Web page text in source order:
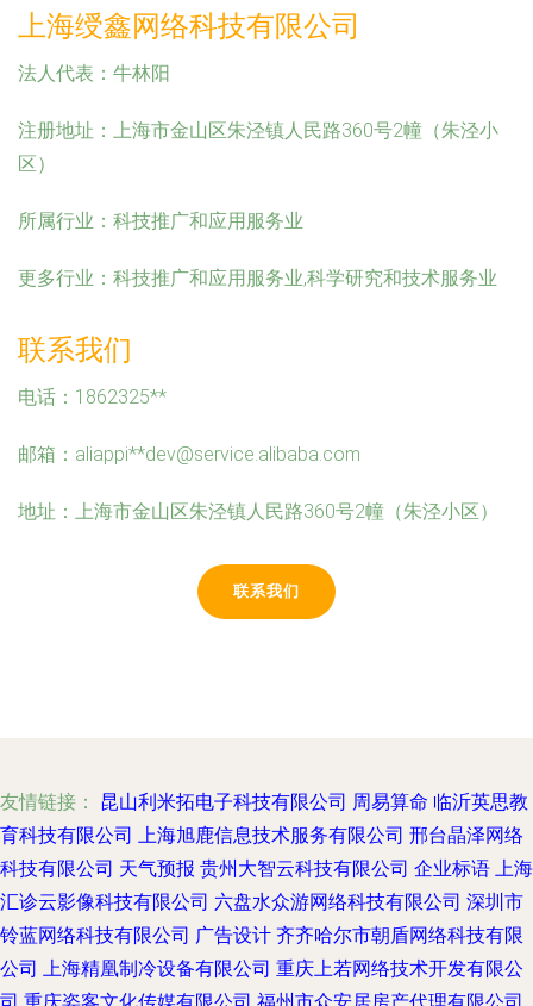
上海绶鑫网络科技有限公司
法人代表： 牛林阳
注册地址：
上海市金山区朱泾镇人民路360号2幢（朱泾小
区）
所属行业： 科技推广和应用服务业
更多行业： 科技推广和应用服务业,科学研究和技术服务业
联系我们
电话：1862325**
邮箱：aliappi**dev@service.alibaba.com
地址：上海市金山区朱泾镇人民路360号2幢（朱泾小区）
联系我们
友情链接： 昆山利米拓电子科技有限公司 周易算命 临沂英思教
育科技有限公司
上海旭鹿信息技术服务有限公司 邢台晶泽网络
科技有限公司 天气预报 贵州大智云科技有限公司 企业标语
上海
汇诊云影像科技有限公司 六盘水众游网络科技有限公司 深圳市
铃蓝网络科技有限公司 广告设计 齐齐哈尔市朝盾网络科技有限
公司
上海精凰制冷设备有限公司 重庆上若网络技术开发有限公
司 重庆姿客文化传媒有限公司 福州市众安居房产代理有限公司